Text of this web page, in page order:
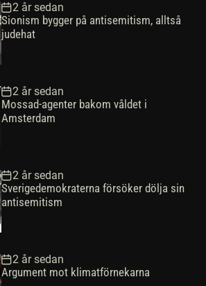
a
s
e
r
t
2 år sedan
Sionism bygger på antisemitism, alltså
judehat
2 år sedan
Mossad-agenter bakom våldet i
Amsterdam
2 år sedan
Sverigedemokraterna försöker dölja sin
antisemitism
2 år sedan
Argument mot klimatförnekarna